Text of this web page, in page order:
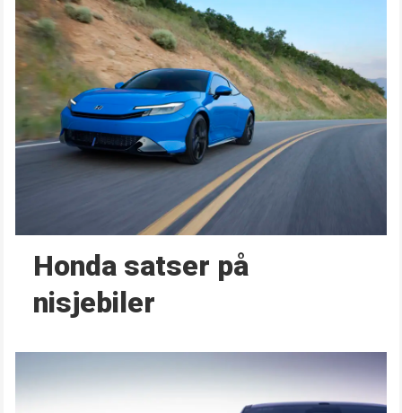
Honda satser på
nisjebiler